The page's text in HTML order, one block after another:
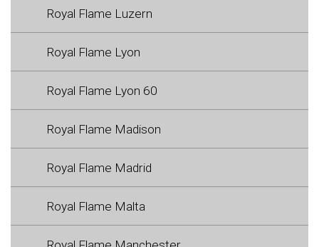
Royal Flame Luzern
Royal Flame Lyon
Royal Flame Lyon 60
Royal Flame Madison
Royal Flame Madrid
Royal Flame Malta